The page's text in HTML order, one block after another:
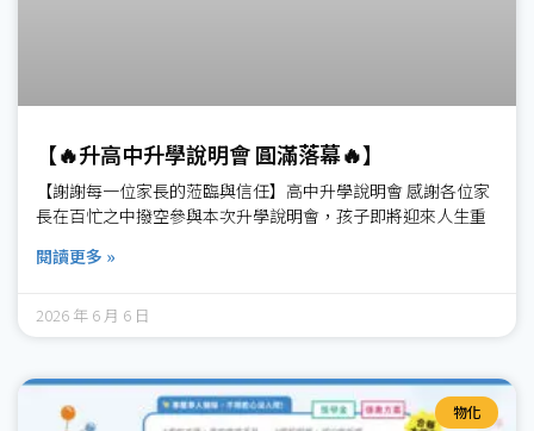
【🔥升高中升學說明會 圓滿落幕🔥】
【謝謝每一位家長的蒞臨與信任】高中升學說明會 感謝各位家
長在百忙之中撥空參與本次升學說明會，孩子即將迎來人生重
閱讀更多 »
2026 年 6 月 6 日
物化